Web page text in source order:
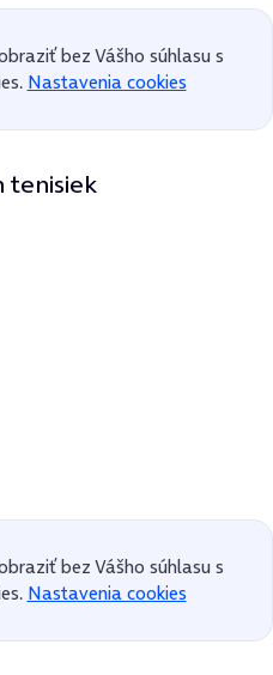
bez Vášho súhlasu s
Nastavenia cookies
tenisiek
bez Vášho súhlasu s
Nastavenia cookies